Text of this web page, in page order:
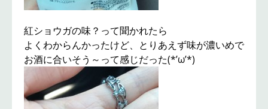
紅ショウガの味？って聞かれたら
よくわからんかったけど、とりあえず味が濃いめで
お酒に合いそう～って感じだった(*’ω’*)